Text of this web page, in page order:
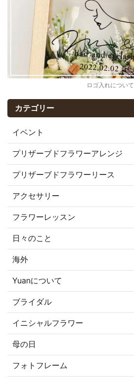
ロゴ入れについて
カテゴリー
イベント
プリザーブドフラワーアレンジ
プリザーブドフラワーリース
アクセサリー
フラワーレッスン
日々のこと
海外
Yuanについて
ブライダル
イニシャルフラワー
母の日
フォトフレーム